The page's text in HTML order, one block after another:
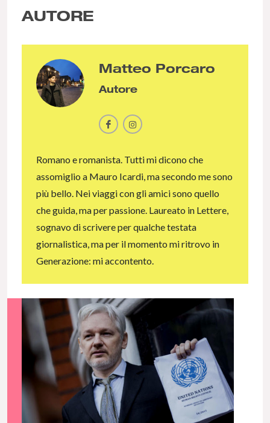
AUTORE
Matteo Porcaro
Autore
Romano e romanista. Tutti mi dicono che
assomiglio a Mauro Icardi, ma secondo me sono
più bello. Nei viaggi con gli amici sono quello
che guida, ma per passione. Laureato in Lettere,
sognavo di scrivere per qualche testata
giornalistica, ma per il momento mi ritrovo in
Generazione: mi accontento.